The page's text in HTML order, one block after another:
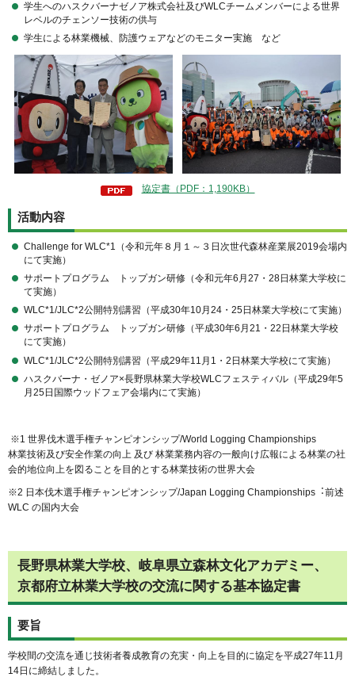
学生へのハスクバーナゼノア株式会社及びWLCチームメンバーによる世界
レベルのチェンソー技術の供与
学生による林業機械、防護ウェアなどのモニター実施 など
協定書（PDF：1,190KB）
活動内容
Challenge for WLC*1（令和元年８月１～３日次世代森林産業展2019会場内
にて実施）
サポートプログラム トップガン研修（令和元年6月27・28日林業大学校に
て実施）
WLC*1/JLC*2公開特別講習（平成30年10月24・25日林業大学校にて実施）
サポートプログラム トップガン研修（平成30年6月21・22日林業大学校
にて実施）
WLC*1/JLC*2公開特別講習（平成29年11月1・2日林業大学校にて実施）
ハスクバーナ・ゼノア×⻑野県林業⼤学校WLCフェスティバル（平成29年5
月25日国際ウッドフェア会場内にて実施）
※1 世界伐木選手権チャンピオンシップ/World Logging Championships
林業技術及び安全作業の向上 及び 林業業務内容の一般向け広報による林業の社
会的地位向上を図ることを目的とする林業技術の世界大会
※2 日本伐木選手権チャンピオンシップ/Japan Logging Championships︓前述
WLC の国内大会
長野県林業大学校、岐阜県立森林文化アカデミー、
京都府立林業大学校の交流に関する基本協定書
要旨
学校間の交流を通じ技術者養成教育の充実・向上を目的に協定を平成27年11月
14日に締結しました。